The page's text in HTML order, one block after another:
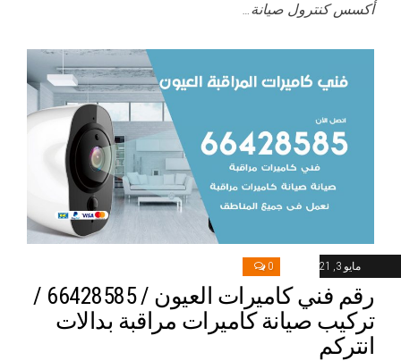
أكسس كنترول صيانة…
مايو 3, 2021 0
رقم فني كاميرات العيون / 66428585 /
تركيب صيانة كاميرات مراقبة بدالات
انتركم